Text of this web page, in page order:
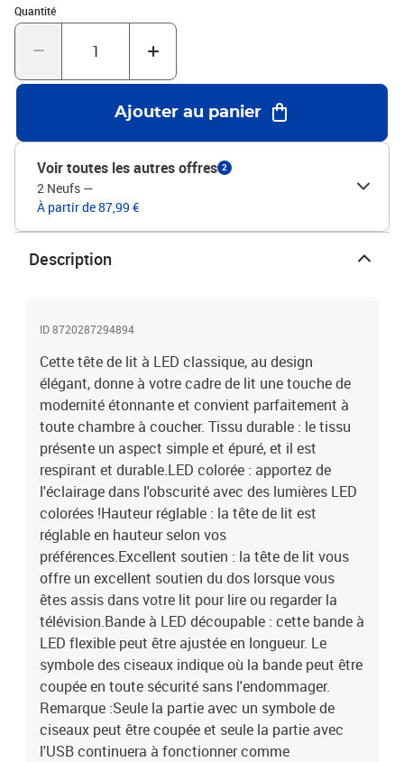
coupée en toute sécurité sans l'endommager. Remarque :Seule la
partie avec un symbole de ciseaux peut être coupée et seule la
partie avec l'USB continuera à fonctionner comme avant.Chaque
montage facile.Ce produit est doté d'un connecteur USB, mais la
source d'alimentation certifiée de USB 5V n'est pas incluse.Tête de
lit :Couleur : CrèmeMatériau : tissu (100 % polyester), bois
d'ingénierie, bois de mélèze massifMatériau de remplissage :
mousseDimensions : 90 x 5 x 118/128 cm (l x P x H)Bande LED
:Longueur : 55 cmTension : c.c. 5 VLongueur du câble USB : 150
cmLongueur du câble d'alimentation : 30 cmIndice IP : IP65Avec
symbole de coupe à ciseauxLa livraison contient :1 x tête de lit1 x
Bande LED
Quantité
Quantité : 1
Ajouter au panier
Voir toutes les autres offres 2
2 Neufs —
À partir de 87,99 €
Description
ID 8720287294894
Cette tête de lit à LED classique, au design
élégant, donne à votre cadre de lit une touche de
modernité étonnante et convient parfaitement à
toute chambre à coucher. Tissu durable : le tissu
présente un aspect simple et épuré, et il est
respirant et durable.LED colorée : apportez de
l'éclairage dans l'obscurité avec des lumières LED
colorées !Hauteur réglable : la tête de lit est
réglable en hauteur selon vos
préférences.Excellent soutien : la tête de lit vous
offre un excellent soutien du dos lorsque vous
êtes assis dans votre lit pour lire ou regarder la
télévision.Bande à LED découpable : cette bande à
LED flexible peut être ajustée en longueur. Le
symbole des ciseaux indique où la bande peut être
coupée en toute sécurité sans l'endommager.
Remarque :Seule la partie avec un symbole de
ciseaux peut être coupée et seule la partie avec
l'USB continuera à fonctionner comme